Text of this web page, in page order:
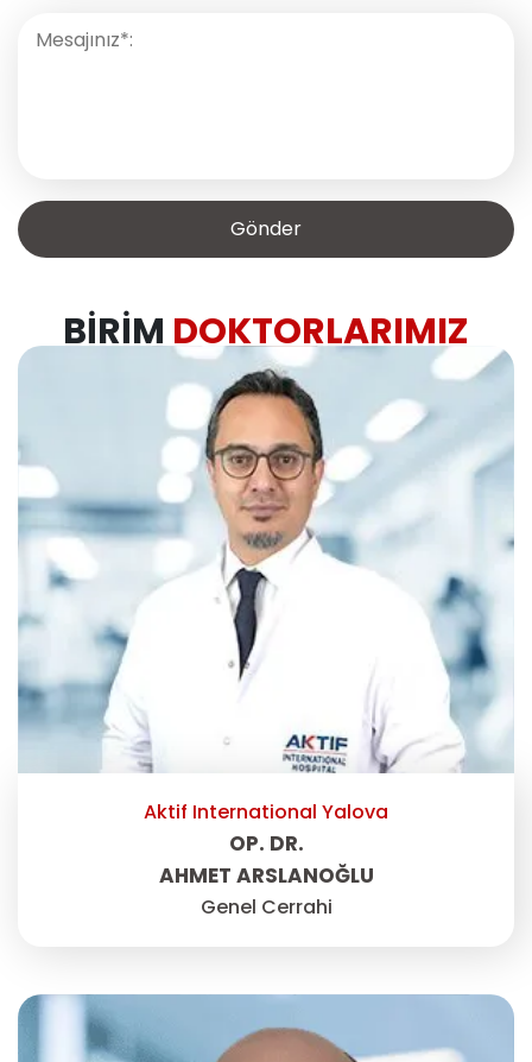
BIRIM DOKTORLARIMIZ
Aktif International Yalova
OP. DR.
AHMET ARSLANOĞLU
Genel Cerrahi